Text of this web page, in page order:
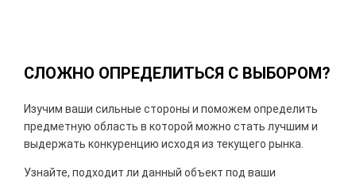
СЛОЖНО ОПРЕДЕЛИТЬСЯ С ВЫБОРОМ?
Изучим ваши сильные стороны и поможем определить
предметную область в которой можно стать лучшим и
выдержать конкуренцию исходя из текущего рынка.
Узнайте, подходит ли данный объект под ваши